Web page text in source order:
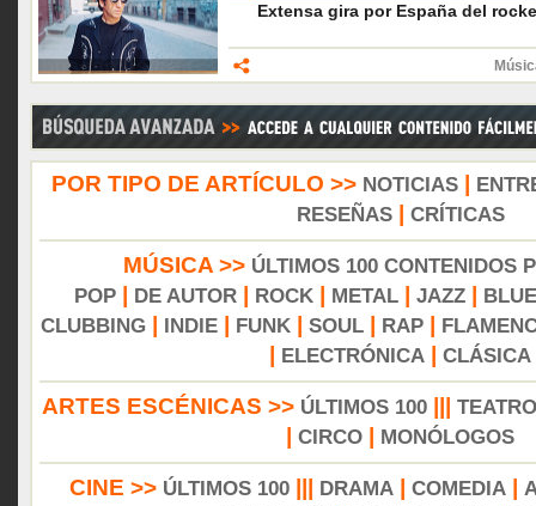
Extensa gira por España del
POR TIPO DE ARTÍCULO >> NOTICIAS|
RESEÑAS| CRÍTICAS
MÚSICA >> ÚLTIMOS 100 CONTENIDOS
POP
DE AUTOR ROCK METAL JAZZ
CLUBBING
INDIE FUNK SOUL RAP
ELECTRÓNICA CLÁSICA
ARTES ESCÉNICAS >> ÚLTIMOS 100||| TEATRO
CIRCO MONÓLOGOS
CINE >> ÚLTIMOS 100 DRAMA COMEDIA